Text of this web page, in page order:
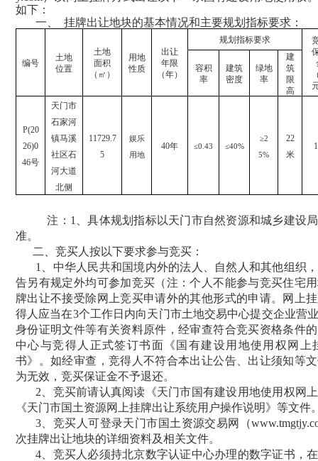
如下：
一、 挂牌出让地块的基本情况和主要规划指标要求：
编号
土地
位置
土地
面积
（㎡）
用地
性质
出让
年限
（年）
规划指标要求
容积
率
建筑
密度
绿地
率
建
筑
限
高
P(20
26)0
46号
天门市
石家河
镇马溪
社区石
河大道
北侧
11729.7
5
娱乐
用地
40年 ≤0.43 ≤40%
≥2
5%
22
米
注： 1、具体规划指标以天门市自然资源和城乡建设
准。
二、竞买人按以下要求参与竞买：
1、 中华人民共和国境内外的法人、自然人 和其他组织
告另有规定外均可参加竞买 （注：个人不能参与竞买住宅
牌出让不接受除网上竞买申请外的其他形式的申请。网上
得人应当在3个工作日内向天门市土地交易中心提交企业营
身份证明文件等有关资料原件，经审查符合竞买资格条件
中心与竞得人正式签订书面《国有建设用地使用权网上
书》。如经审查，竞得人不符合本出让公告、出让须知等
为无效，竞买保证金不予退还。
2、竞买前请认真阅读《天门市国有建设用地使用权网
《天门市国土资源网上挂牌出让系统用户操作说明》等文件
3、竞买人可登录天门市国土资源交易网
（
次挂牌出让地块的详细资料及相关文件。
4、竞买人必须持北京数字认证中心办理的数字证书，